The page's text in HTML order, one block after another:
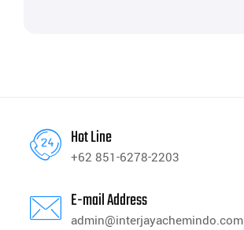
Hot Line
+62 851-6278-2203
E-mail Address
admin@interjayachemindo.com